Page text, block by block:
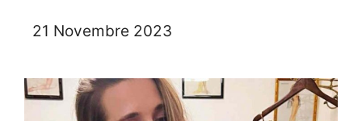
21 Novembre 2023